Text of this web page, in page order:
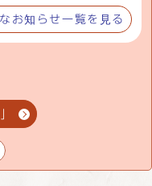
お知らせ一覧を見る